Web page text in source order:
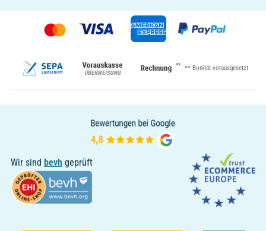
** ** Bonität vorausgesetzt
Wir sind bevh geprüft